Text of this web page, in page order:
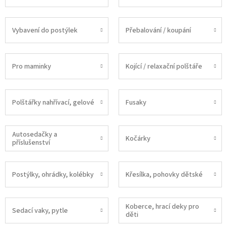
Vybavení do postýlek Přebalování / koupání
Pro maminky Kojící / relaxační polštáře
Polštářky nahřívací, gelové Fusaky
Autosedačky a
příslušenství
Kočárky
Postýlky, ohrádky, kolébky Křesílka, pohovky dětské
Sedací vaky, pytle
Koberce, hrací deky pro
děti